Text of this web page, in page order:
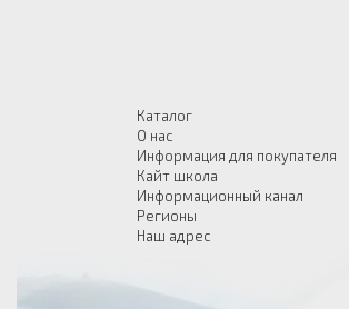
Каталог
О нас
Информация для покупателя
Кайт школа
Информационный канал
Регионы
Наш адрес